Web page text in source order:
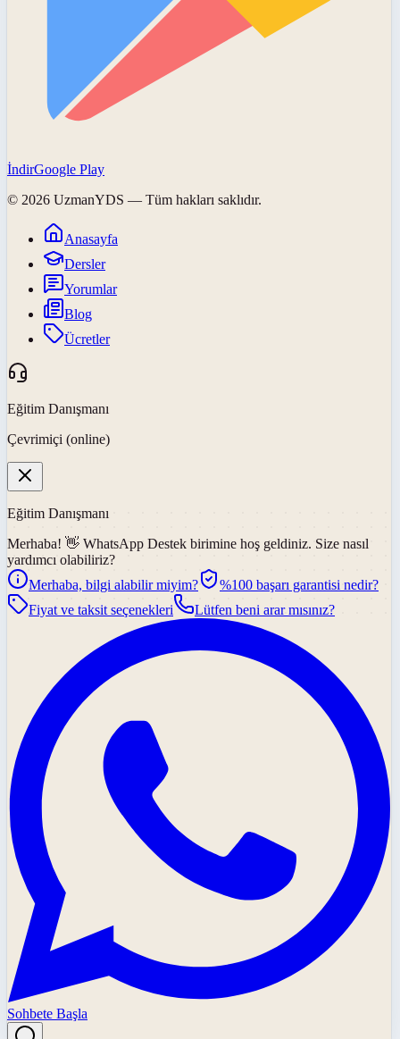
İndirGoogle Play
© 2026 UzmanYDS — Tüm hakları saklıdır.
Anasayfa
Dersler
Yorumlar
Blog
Ücretler
Eğitim Danışmanı
Çevrimiçi (online)
Eğitim Danışmanı
Merhaba! 👋 WhatsApp Destek birimine hoş geldiniz. Size nasıl
yardımcı olabiliriz?
Merhaba, bilgi alabilir miyim?
%100 başarı garantisi nedir?
Fiyat ve taksit seçenekleri
Lütfen beni arar mısınız?
Sohbete Başla